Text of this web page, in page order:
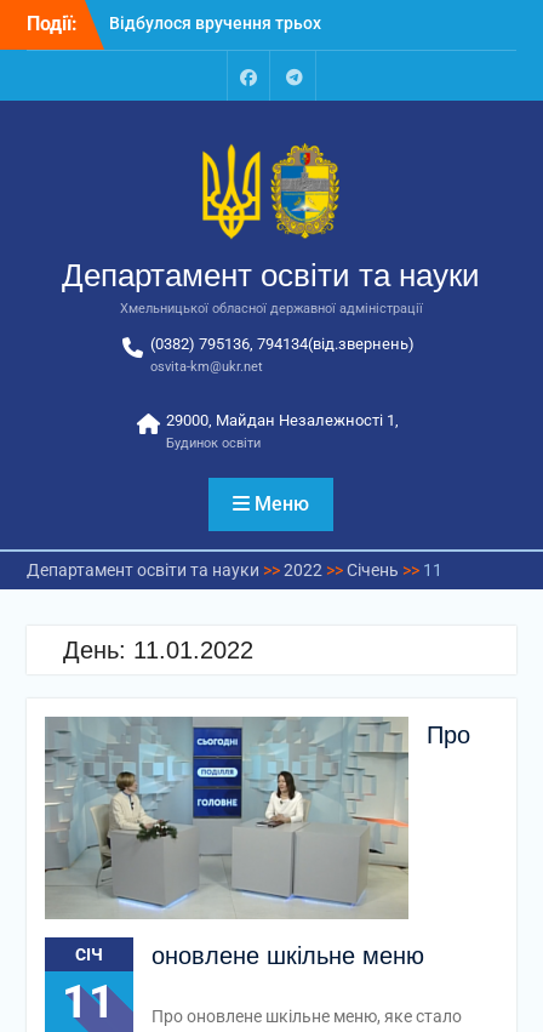
Перейти
Події:
Відбулося вручення трьох
автобусів для потреб
Відбулося засідання
освіти та науки обласної
державної адміністрації
Відбулась обласна
національно-патріотичне
виховання
FacebookTalegram
Департамент освіти та науки
Хмельницької обласної державної адміністрації
(0382) 795136, 794134(від.звернень)
osvita-km@ukr.net
29000, Майдан Незалежності 1,
Будинок освіти
Меню
Департамент освіти та науки >>2022 >>Січень >> 11
День: 11.01.2022
СІЧ
11
Про
оновлене шкільне меню
Про оновлене шкільне меню, яке стало